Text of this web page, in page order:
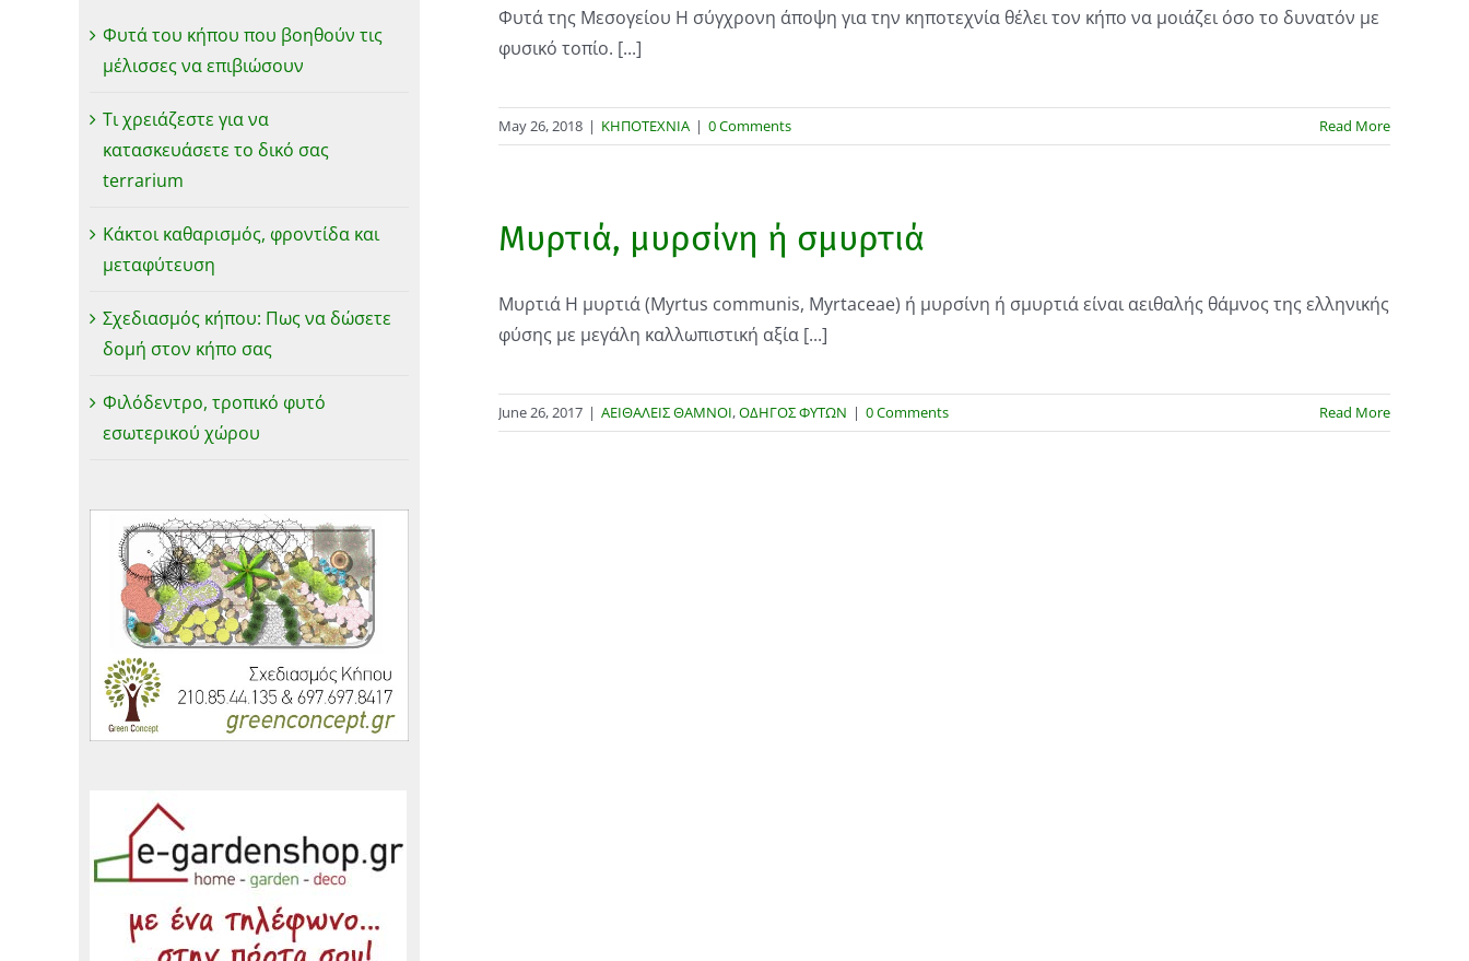
Φυτά της Μεσογείου Η σύγχρονη άποψη για την κηποτεχνία θέλει τον κήπο να μοιάζει όσο το δυνατόν με
φυσικό τοπίο. [...]
May 26, 2018 | ΚΗΠΟΤΕΧΝΙΑ | 0 Comments Read More
Μυρτιά, μυρσίνη ή σμυρτιά
Μυρτιά Η μυρτιά (Myrtus communis, Myrtaceae) ή μυρσίνη ή σμυρτιά είναι αειθαλής θάμνος της ελληνικής
φύσης με μεγάλη καλλωπιστική αξία [...]
June 26, 2017 | ΑΕΙΘΑΛΕΙΣ ΘΑΜΝΟΙ,ΟΔΗΓΟΣ ΦΥΤΩΝ | 0 Comments Read More
Φυτά του κήπου που βοηθούν τις
μέλισσες να επιβιώσουν
Τι χρειάζεστε για να
κατασκευάσετε το δικό σας
terrarium
Κάκτοι καθαρισμός, φροντίδα και
μεταφύτευση
Σχεδιασμός κήπου: Πως να δώσετε
δομή στον κήπο σας
Φιλόδεντρο, τροπικό φυτό
εσωτερικού χώρου